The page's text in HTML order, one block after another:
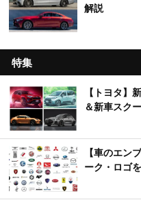
解説
特集
【トヨタ】
＆新車スク
【車のエン
ーク・ロゴ